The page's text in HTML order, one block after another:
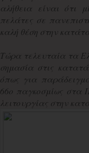
αλήθεια είναι ότι
πελάτες σε
καλή θέση στην
Τώρα τελευταία τα
σημασία στις
όπως για
66ο παγκοσμίως στα
λειτουργίας στην